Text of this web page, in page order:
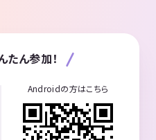
たん参加！
Androidの方はこちら